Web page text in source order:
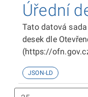
Úřední
Tato datová
desek dle
(https://
JSON-LD